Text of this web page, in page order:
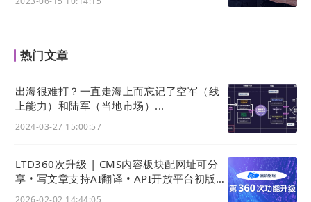
专业的品牌标识与信息，避免了因编辑疏忽导致的内
营销与转化路径固化
可将固定的营销入口（如客服二维码、活动报名链
接）设置在公共底部，为每篇分享内容都嵌入转化通
合规性保障更强
对于需要展示免责声明、风险提示的行业，此功能确
热门文章
出海很难打？一直走海上而忘记了空军（线
上能力）和陆军（当地市场）...
2024-03-27 15:00:57
LTD360次升级 | CMS内容板块配网址可分
享 • 写文章支持AI翻译 • API开放平台初版上
2026-02-02 14:44:05